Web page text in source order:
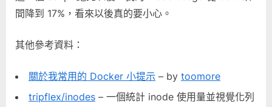
間降到 17%，看來以後真的要小心。
其他參考資料：
關於我常用的 Docker 小提示 – by toomore
tripflex/inodes – 一個統計 inode 使用量並視覺化列